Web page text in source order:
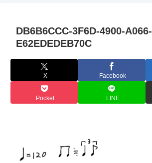
DB6B6CCC-3F6D-4900-A066-
E62EDEDEB70C
X Facebook
Pocket LINE